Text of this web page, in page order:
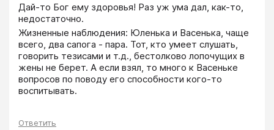
Дай-то Бог ему здоровья! Раз уж ума дал, как-то,
недостаточно.
Жизненные наблюдения: Юленька и Васенька, чаще
всего, два сапога - пара. Тот, кто умеет слушать,
говорить тезисами и т.д., бестолково лопочущих в
жены не берет. А если взял, то много к Васеньке
вопросов по поводу его способности кого-то
воспитывать.
Ответить